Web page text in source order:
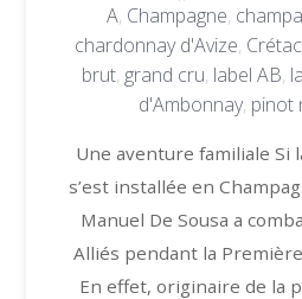
A, Champagne,
chardonnay d'Avize,
brut, grand cru, label AB,
d'Ambonnay, pinot
Une aventure familiale Si
s’est installée en
Manuel De Sousa a
Alliés pendant la
En effet, originaire de la